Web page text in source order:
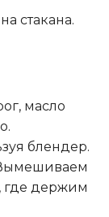
стакана.
масло
блендер.
где держим